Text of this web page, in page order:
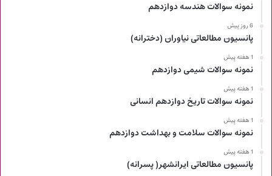
نمونه سوالات هندسه دوازدهم
6 روز پیش
پانسیون مطالعاتی نیاوران (دخترانه)
1 هفته پیش
نمونه سوالات شیمی دوازدهم
1 هفته پیش
نمونه سوالات تاریخ دوازدهم انسانی
1 هفته پیش
نمونه سوالات سلامت و بهداشت دوازدهم
1 هفته پیش
پانسیون مطالعاتی ایرانشهر( پسرانه)